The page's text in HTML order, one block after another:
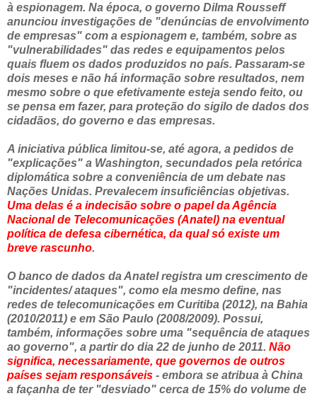
à espionagem. Na época, o governo Dilma Rousseff
anunciou investigações de "denúncias de envolvimento
de empresas" com a espionagem e, também, sobre as
"vulnerabilidades" das redes e equipamentos pelos
quais fluem os dados produzidos no país. Passaram-se
dois meses e não há informação sobre resultados, nem
mesmo sobre o que efetivamente esteja sendo feito, ou
se pensa em fazer, para proteção do sigilo de dados dos
cidadãos, do governo e das empresas.
A iniciativa pública limitou-se, até agora, a pedidos de
"explicações" a Washington, secundados pela retórica
diplomática sobre a conveniência de um debate nas
Nações Unidas. Prevalecem insuficiências objetivas.
Uma delas é a indecisão sobre o papel da Agência
Nacional de Telecomunicações (Anatel) na eventual
política de defesa cibernética, da qual só existe um
breve rascunho.
O banco de dados da Anatel registra um crescimento de
"incidentes/ ataques", como ela mesmo define, nas
redes de telecomunicações em Curitiba (2012), na Bahia
(2010/2011) e em São Paulo (2008/2009). Possui,
também, informações sobre uma "sequência de ataques
ao governo", a partir do dia 22 de junho de 2011. Não
significa, necessariamente, que governos de outros
países sejam responsáveis - embora se atribua à China
a façanha de ter "desviado" cerca de 15% do volume de